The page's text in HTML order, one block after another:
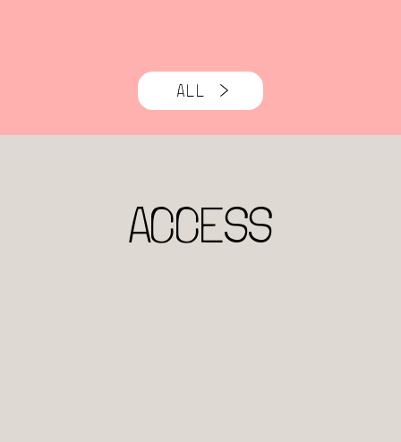
ALL
ACCESS